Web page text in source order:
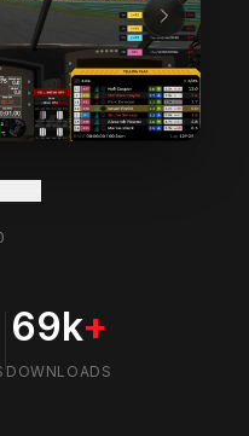
69k+
DOWNLOADS